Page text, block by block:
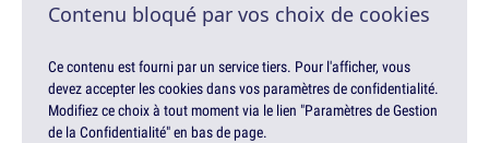
Contenu bloqué par vos choix de cookies
Ce contenu est fourni par un service tiers. Pour l'afficher, vous
devez accepter les cookies dans vos paramètres de confidentialité.
Modifiez ce choix à tout moment via le lien "Paramètres de Gestion
de la Confidentialité" en bas de page.